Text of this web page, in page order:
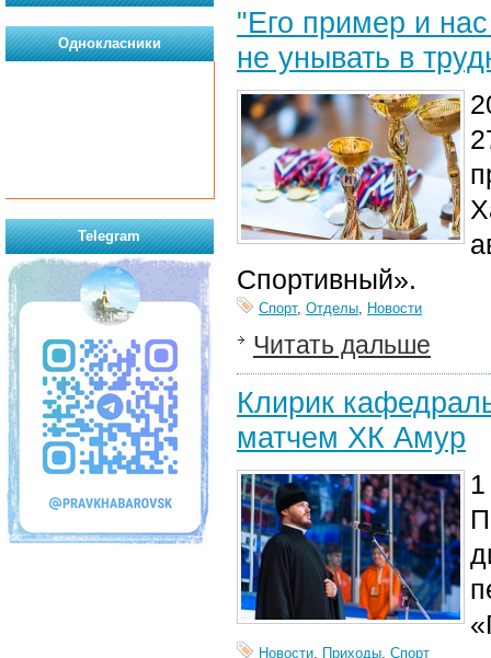
"Его пример и
не унывать в
Спортивный».
Спорт, Отделы, Новости
Читать дальше
Клирик
матчем ХК Амур
Новости, Приходы, Спорт
Однокласники
Telegram